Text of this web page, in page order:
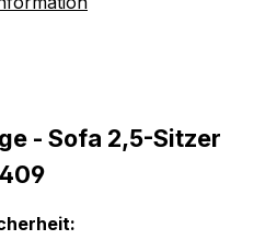
- Sofa 2,5-Sitzer